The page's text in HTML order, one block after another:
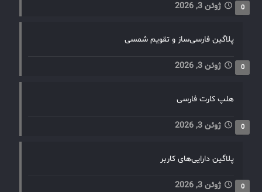
ژوئن 3, 2026 0
پلاگین فارسی‌ساز و تقویم شمسی
ژوئن 3, 2026 0
هلپ کارت فارسی
ژوئن 3, 2026 0
پلاگین دارایی‌های کاربر
ژوئن 3, 2026 0